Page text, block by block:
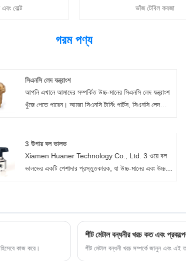
এবং বোল্ট ভাঁজ টেবিল কবজা
গরম পণ্য
সিএনসি লেদ যন্ত্রাংশ
আপনি এখানে আমাদের সম্পর্কিত উচ্চ-মানের সিএনসি লেদ যন্ত্রাংশ
খুঁজে পেতে পারেন। আমরা সিএনসি টার্নিং পার্টস, সিএনসি লেদ
নিশ্চিত করতে আমরা CNC লেদ যন্ত্রাংশের মান নিয়ন্ত্রণ প্রক্রিয়া
উন্নত করেছি।
3 উপায় বল ভালভ
Xiamen Huaner Technology Co., Ltd. 3 ওয়ে বল
ভালভের একটি পেশাদার প্রস্তুতকারক, যা উচ্চ-মানের এবং উচ্চ-
সরঞ্জাম এবং কঠোর মান নিয়ন্ত্রণের সাথে, আমরা কেবল ব্যয়-কার্যকর
পণ্য সরবরাহ করি না, বৈচিত্র্যময় অ্যাপ্লিকেশনের চাহিদা মেটাতে
কাস্টমাইজড সমাধানও সরবরাহ করি।
কাজ করে।
শীট মেটাল বন্ধনীর খরচ কত এবং
শীট মেটাল বন্ধনী খরচ সম্পর্কে জানুন এবং এই